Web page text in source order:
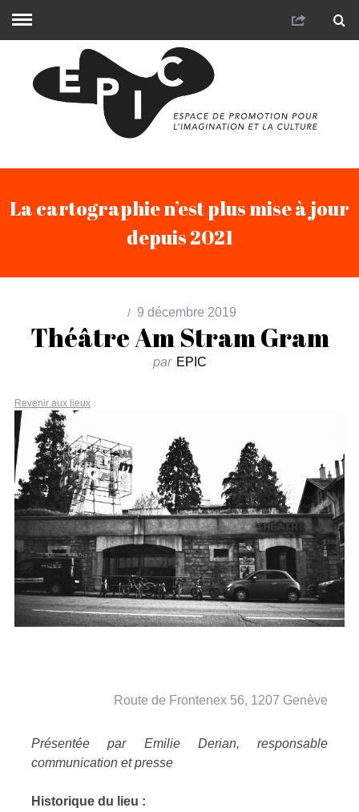
La cartographie n’est plus mise à jour
depuis 2021
9 décembre 2019
Théâtre Am Stram Gram
par EPIC
Revenir aux lieux
Route de Frontenex 56, 1207 Genève
Présentée par Emilie Derian, responsable
communication et presse
Historique du lieu :